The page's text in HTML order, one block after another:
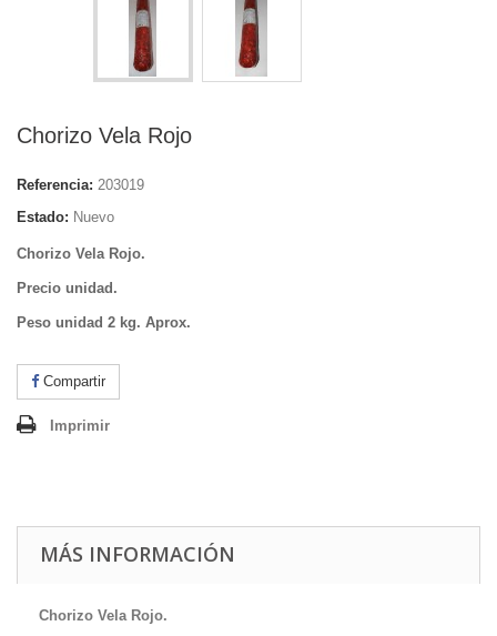
Chorizo Vela Rojo
Referencia: 203019
Estado: Nuevo
Chorizo Vela Rojo.
Precio unidad.
Peso unidad 2 kg. Aprox.
Compartir
Imprimir
MÁS INFORMACIÓN
Chorizo Vela Rojo.